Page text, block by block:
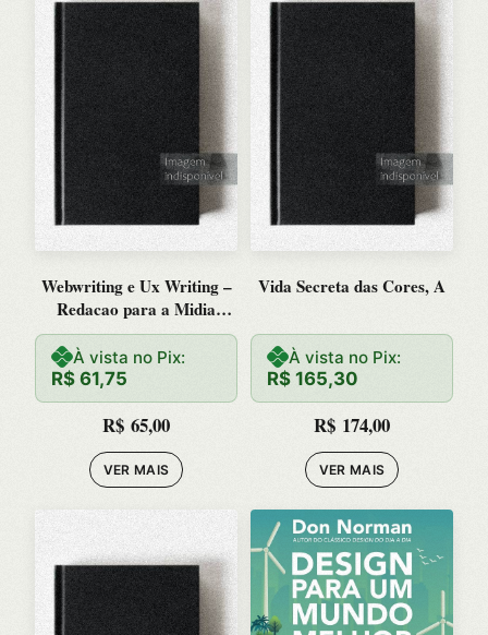
Webwriting e Ux Writing –
Redacao para a Midia
Digital
À vista no Pix:
R$ 61,75
R$ 65,00
VER MAIS
Vida Secreta das Cores, A
À vista no Pix:
R$ 165,30
R$ 174,00
VER MAIS